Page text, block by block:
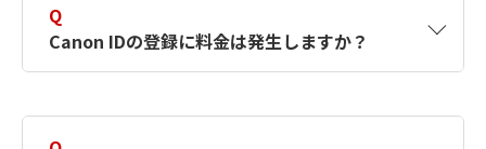
択したサービスから取得します。アカウントを
簡単に作成できるように、この情報を使用して
Canon IDの登録フォームを入力します。
Q
Canon IDの登録に料金は発生しますか？